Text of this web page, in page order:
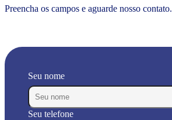
Preencha os campos e aguarde nosso contato.
Seu nome
Seu telefone